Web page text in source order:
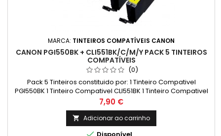
MARCA: TINTEIROS COMPATÍVEIS CANON
CANON PGI550BK + CLI551BK/C/M/Y PACK 5 TINTEIROS
COMPATÍVEIS
(0)
Pack 5 Tinteiros constituido por: 1 Tinteiro Compativel
PGI550BK 1 Tinteiro Compativel CLI551BK 1 Tinteiro Compativel
CLI551C 1 Tinteiro Compativel CLI551M 1 Tinteiro Compativel
CLI551Y
Preço
7,90 €
 Adicionar ao carrinho
